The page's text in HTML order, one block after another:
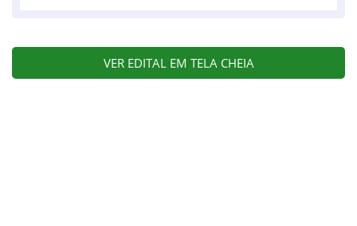
VER EDITAL EM TELA CHEIA